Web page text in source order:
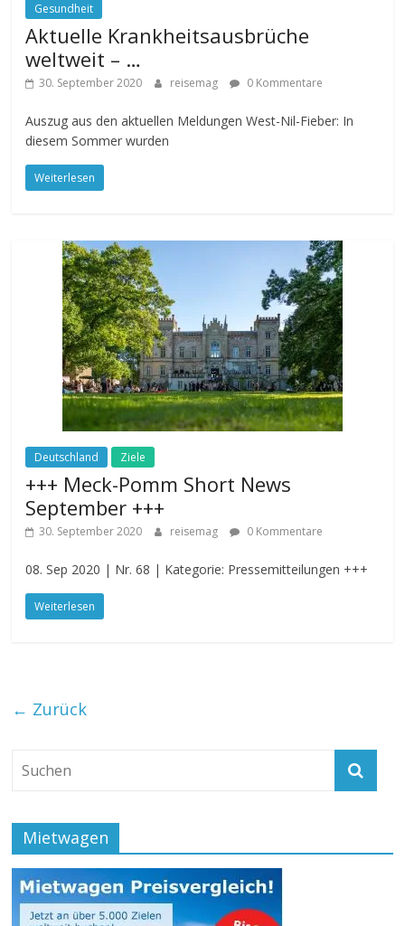
Gesundheit
Aktuelle Krankheitsausbrüche
weltweit – …
30. September 2020 reisemag 0 Kommentare
Auszug aus den aktuellen Meldungen West-Nil-Fieber: In
diesem Sommer wurden
Weiterlesen
Deutschland Ziele
+++ Meck-Pomm Short News
September +++
30. September 2020 reisemag 0 Kommentare
08. Sep 2020 | Nr. 68 | Kategorie: Pressemitteilungen +++
Weiterlesen
← Zurück
Mietwagen